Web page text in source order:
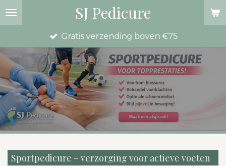
Ga
direct
hoofdinhoud
SJ Pedicure
Gratis verzending boven €75
Sportpedicure – verzorging voor actieve voeten